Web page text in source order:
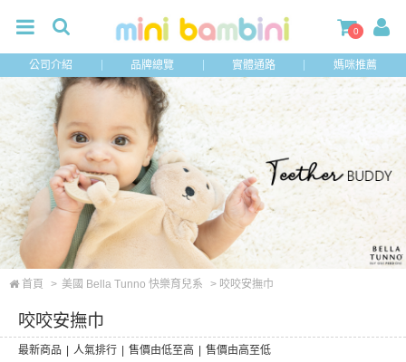
0
公司介紹 品牌總覽 實體通路 媽咪推薦
首頁 > 美國 Bella Tunno 快樂育兒系 > 咬咬安撫巾
咬咬安撫巾
最新商品 人氣排行 售價由低至高 售價由高至低